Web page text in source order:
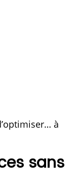
à
sans